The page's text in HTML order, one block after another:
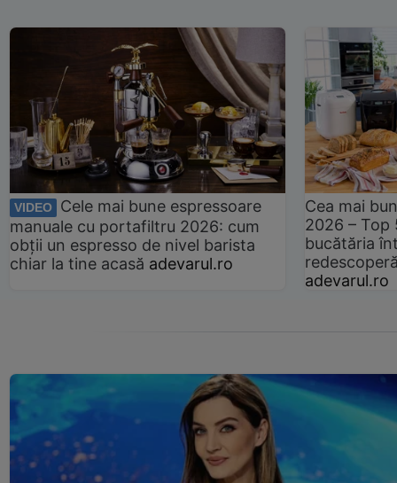
VIDEO
Cele mai bune espressoare
manuale cu portafiltru 2026: cum
obții un espresso de nivel barista
chiar la tine acasă adevarul.ro
Cea mai
2026 –
bucătăria
adevarul.ro